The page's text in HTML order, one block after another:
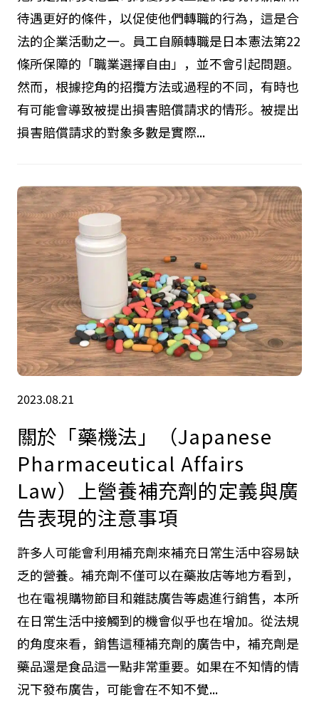
待遇更好的條件，以促使他們轉職的行為，這是合
法的企業活動之一。員工自願轉職是日本憲法第22
條所保障的「職業選擇自由」，並不會引起問題。
然而，根據挖角的招攬方法或過程的不同，有時也
有可能會導致被提出損害賠償請求的情形。被提出
損害賠償請求的對象多數是實際...
2023.08.21
關於「藥機法」（Japanese
Pharmaceutical Affairs
Law）上營養補充劑的定義與廣
告表現的注意事項
許多人可能會利用補充劑來補充日常生活中容易缺
乏的營養。補充劑不僅可以在藥妝店等地方看到，
也在電視購物節目和雜誌廣告等處進行銷售，本所
在日常生活中接觸到的機會似乎也在增加。從法規
的角度來看，銷售這種補充劑的廣告中，補充劑是
藥品還是食品這一點非常重要。如果在不知情的情
況下發布廣告，可能會在不知不覺...